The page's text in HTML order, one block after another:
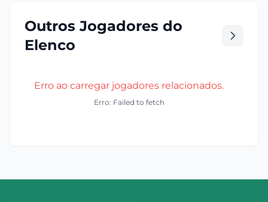
Outros Jogadores do
Elenco
Erro ao carregar jogadores relacionados.
Erro: Failed to fetch